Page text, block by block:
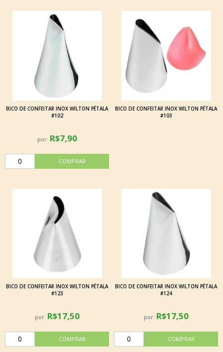
BICO DE CONFEITAR INOX WILTON PÉTALA
#102
por: R$7,90
BICO DE CONFEITAR INOX WILTON PÉTALA
#103
BICO DE CONFEITAR INOX WILTON PÉTALA
#123
por: R$17,50
BICO DE CONFEITAR INOX WILTON PÉTALA
#124
por: R$17,50